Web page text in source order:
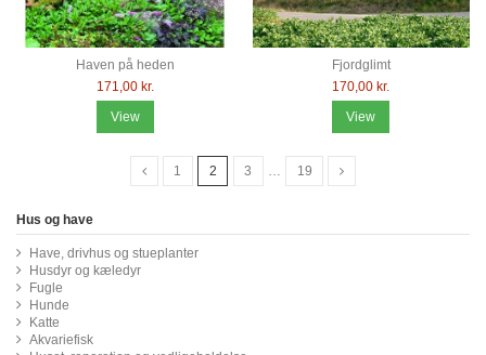
Haven på heden
171,00 kr.
View
Fjordglimt
170,00 kr.
View
1 2 3 19
Hus og have
Have, drivhus og stueplanter
Husdyr og kæledyr
Fugle
Hunde
Katte
Akvariefisk